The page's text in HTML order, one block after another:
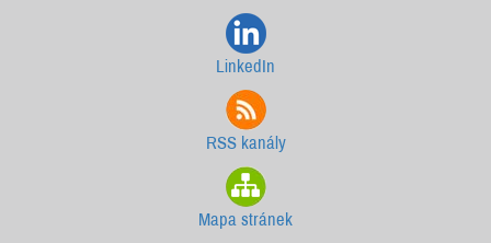
LinkedIn
RSS kanály
Mapa stránek